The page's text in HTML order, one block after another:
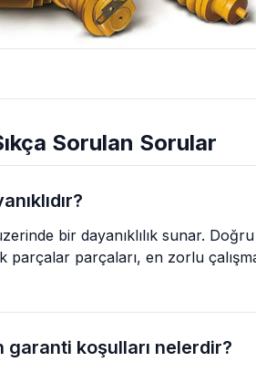
Sorulan Sorular
bir dayanıklılık sunar.
parçaları, en zorlu
garanti koşulları nelerdir?